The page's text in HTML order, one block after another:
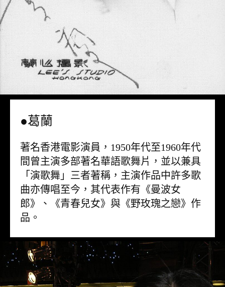
●葛蘭
著名香港電影演員，1950年代至1960年代
間曾主演多部著名華語歌舞片，並以兼具
「演歌舞」三者著稱，主演作品中許多歌
曲亦傳唱至今，其代表作有《曼波女
郎》、《青春兒女》與《野玫瑰之戀》作
品。